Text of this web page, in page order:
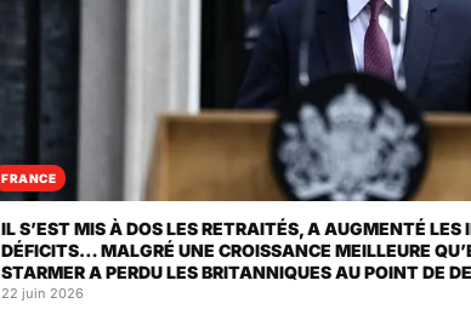
FRANCE
IL S’EST MIS À DOS LES RETRAITÉS, A AUGMENTÉ LES
DÉFICITS… MALGRÉ UNE CROISSANCE MEILLEURE
STARMER A PERDU LES BRITANNIQUES AU POINT DE
22 juin 2026